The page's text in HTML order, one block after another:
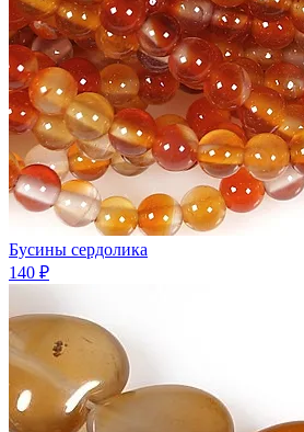
Бусины сердолика
140 ₽